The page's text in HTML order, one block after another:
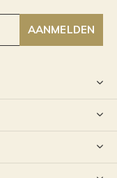
AANMELDEN